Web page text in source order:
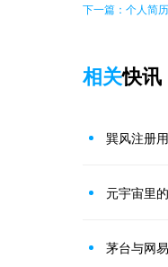
下一篇：个人简
相关快讯
巽风注册
元宇宙里
茅台与网